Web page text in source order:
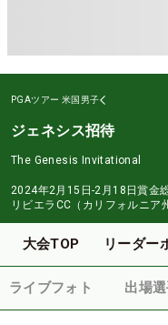
PGAツアー 米国男子
ジェネシス招待
The Genesis Invitational
2024年2月15日-2月18日賞金
リビエラCC（カリフォルニア
大会TOP リーダー
ライブフォト 出場